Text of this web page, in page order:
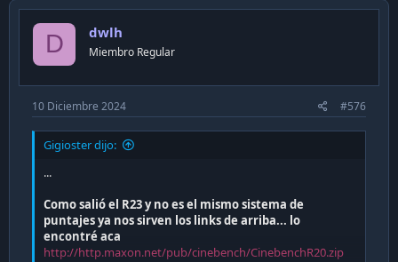
t
o
n
D dwlh
Miembro Regular
10 Diciembre 2024 #576
Gigioster dijo:
...
Como salió el R23 y no es el mismo sistema de
puntajes ya nos sirven los links de arriba... lo
encontré aca
http://http.maxon.net/pub/cinebench/CinebenchR20.zip